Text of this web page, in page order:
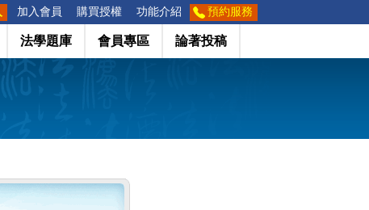
加入會員 購買授權 功能介紹 預約服務
法學題庫 會員專區 論著投稿